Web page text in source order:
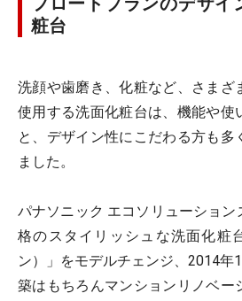
粧台
洗顔や歯磨き、化粧など、さまざ
使用する洗面化粧台は、機能や使
と、デザイン性にこだわる方も多
ました。
パナソニック エコソリューション
格のスタイリッシュな洗面化粧
ン）」をモデルチェンジ、2014年
築はもちろんマンションリノベー